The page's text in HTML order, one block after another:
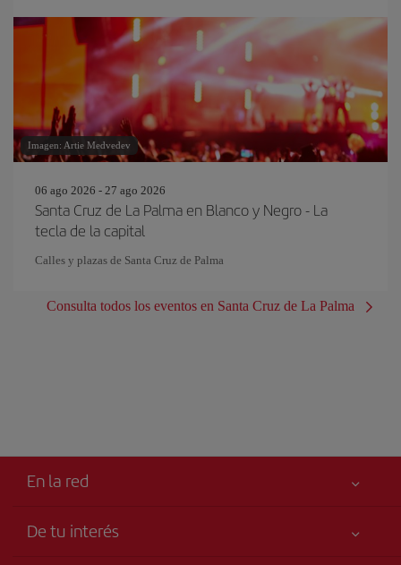
Imagen: Artie Medvedev
06 ago 2026 - 27 ago 2026
Santa Cruz de La Palma en Blanco y Negro - La
tecla de la capital
Calles y plazas de Santa Cruz de Palma
Consulta todos los eventos en Santa Cruz de La Palma
En la red
De tu interés